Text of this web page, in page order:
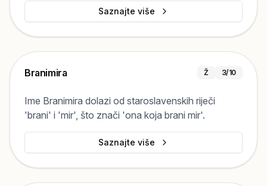
Saznajte više
Branimira Ž 3/10
Ime Branimira dolazi od staroslavenskih riječi
'brani' i 'mir', što znači 'ona koja brani mir'.
Saznajte više